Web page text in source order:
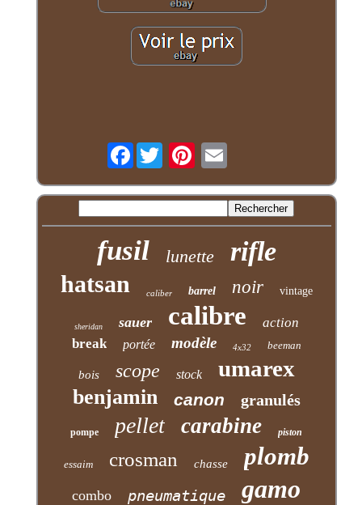
Facebook
fusil lunette rifle
hatsan caliber barrel noir vintage
sheridan sauer calibre
action
break
portée modèle 4x32 beeman
bois scope stock umarex
benjamin canon granulés
pompe pellet carabine piston
essaim crosman chasse plomb
combo pneumatique gamo